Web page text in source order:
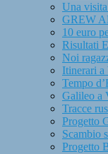
Una
GREW
10 euro
Risultati
Noi
Itinerari a
Tempo
Galileo a
Tracce
Progetto
Scambio
Progetto